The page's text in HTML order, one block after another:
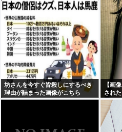
坊さんを今すぐ皆殺しにするべき
理由が詰まった画像がこちら
【画
され